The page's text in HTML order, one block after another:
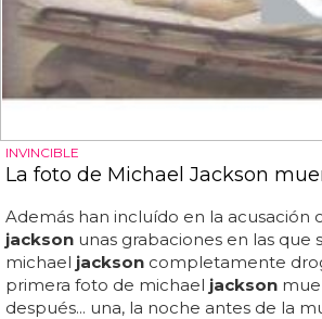
INVINCIBLE
La foto de Michael Jackson
Además han incluído en la acusación
jackson unas grabaciones en las que
michael jackson completamente
primera foto de michael jackson
después... una, la noche antes de la